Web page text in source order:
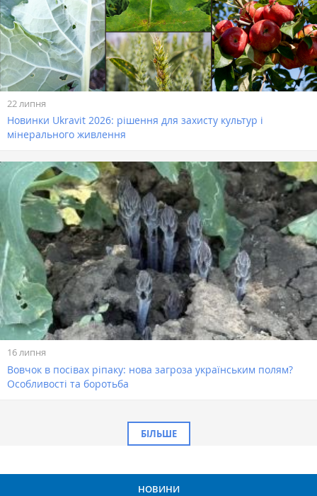
22 липня
Новинки Ukravit 2026: рішення для захисту культур і
мінерального живлення
16 липня
Вовчок в посівах ріпаку: нова загроза українським полям?
Особливості та боротьба
БІЛЬШЕ
НОВИНИ